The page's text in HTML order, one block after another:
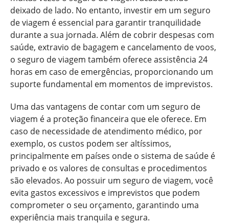
deixado de lado. No entanto, investir em um seguro
de viagem é essencial para garantir tranquilidade
durante a sua jornada. Além de cobrir despesas com
saúde, extravio de bagagem e cancelamento de voos,
o seguro de viagem também oferece assistência 24
horas em caso de emergências, proporcionando um
suporte fundamental em momentos de imprevistos.
Uma das vantagens de contar com um seguro de
viagem é a proteção financeira que ele oferece. Em
caso de necessidade de atendimento médico, por
exemplo, os custos podem ser altíssimos,
principalmente em países onde o sistema de saúde é
privado e os valores de consultas e procedimentos
são elevados. Ao possuir um seguro de viagem, você
evita gastos excessivos e imprevistos que podem
comprometer o seu orçamento, garantindo uma
experiência mais tranquila e segura.